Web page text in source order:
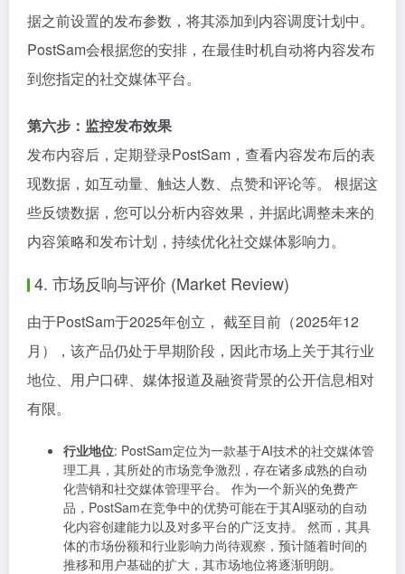
据之前设置的发布参数，将其添加到内容调度计划中。
PostSam会根据您的安排，在最佳时机自动将内容发布
到您指定的社交媒体平台。
第六步：监控发布效果
发布内容后，定期登录PostSam，查看内容发布后的表
现数据，如互动量、触达人数、点赞和评论等。 根据这
些反馈数据，您可以分析内容效果，并据此调整未来的
内容策略和发布计划，持续优化社交媒体影响力。
4. 市场反响与评价 (Market Review)
由于PostSam于2025年创立， 截至目前（2025年12
月），该产品仍处于早期阶段，因此市场上关于其行业
地位、用户口碑、媒体报道及融资背景的公开信息相对
有限。
行业地位: PostSam定位为一款基于AI技术的社交媒体管
理工具，其所处的市场竞争激烈，存在诸多成熟的自动
化营销和社交媒体管理平台。 作为一个新兴的免费产
品，PostSam在竞争中的优势可能在于其AI驱动的自动
化内容创建能力以及对多平台的广泛支持。 然而，其具
体的市场份额和行业影响力尚待观察，预计随着时间的
推移和用户基础的扩大，其市场地位将逐渐明朗。